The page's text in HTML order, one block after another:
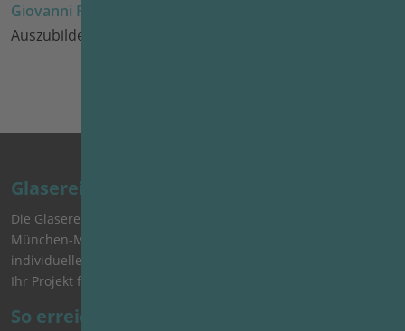
Giovanni Fusco
Auszubildender seit 2025
Glaserei Salzinger
Die Glaserei Salzinger steht für hochwertige Glasarbeiten in
München-Moosach. Ob Reparatur, Sonderanfertigung oder
individuelle Glaslösung – wir beraten persönlich und setzen
Ihr Projekt fachgerecht und zuverlässig um.
So erreichen Sie uns